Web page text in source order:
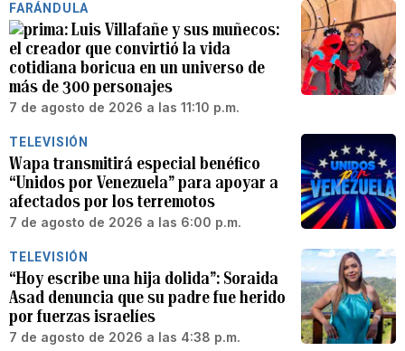
FARÁNDULA
Luis Villafañe y sus muñecos:
el creador que convirtió la vida
cotidiana boricua en un universo de
más de 300 personajes
7 de agosto de 2026 a las 11:10 p.m.
TELEVISIÓN
Wapa transmitirá especial benéfico
“Unidos por Venezuela” para apoyar a
afectados por los terremotos
7 de agosto de 2026 a las 6:00 p.m.
TELEVISIÓN
“Hoy escribe una hija dolida”: Soraida
Asad denuncia que su padre fue herido
por fuerzas israelíes
7 de agosto de 2026 a las 4:38 p.m.